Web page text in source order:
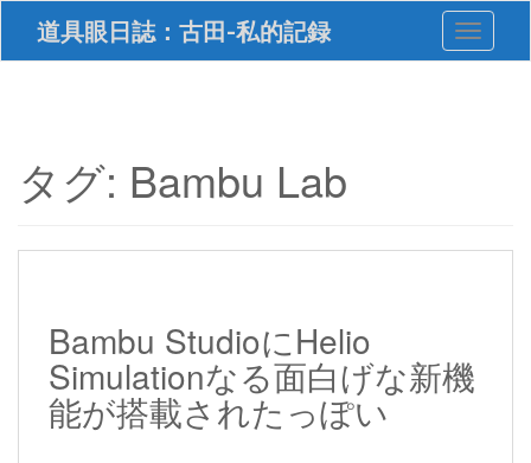
i
道具眼日誌：古田-私的記録 Toggle
タグ: Bambu Lab
Bambu StudioにHelio
Simulationなる面白げな新機
能が搭載されたっぽい